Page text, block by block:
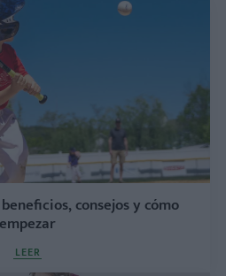
consejos y cómo
empezar
LEER